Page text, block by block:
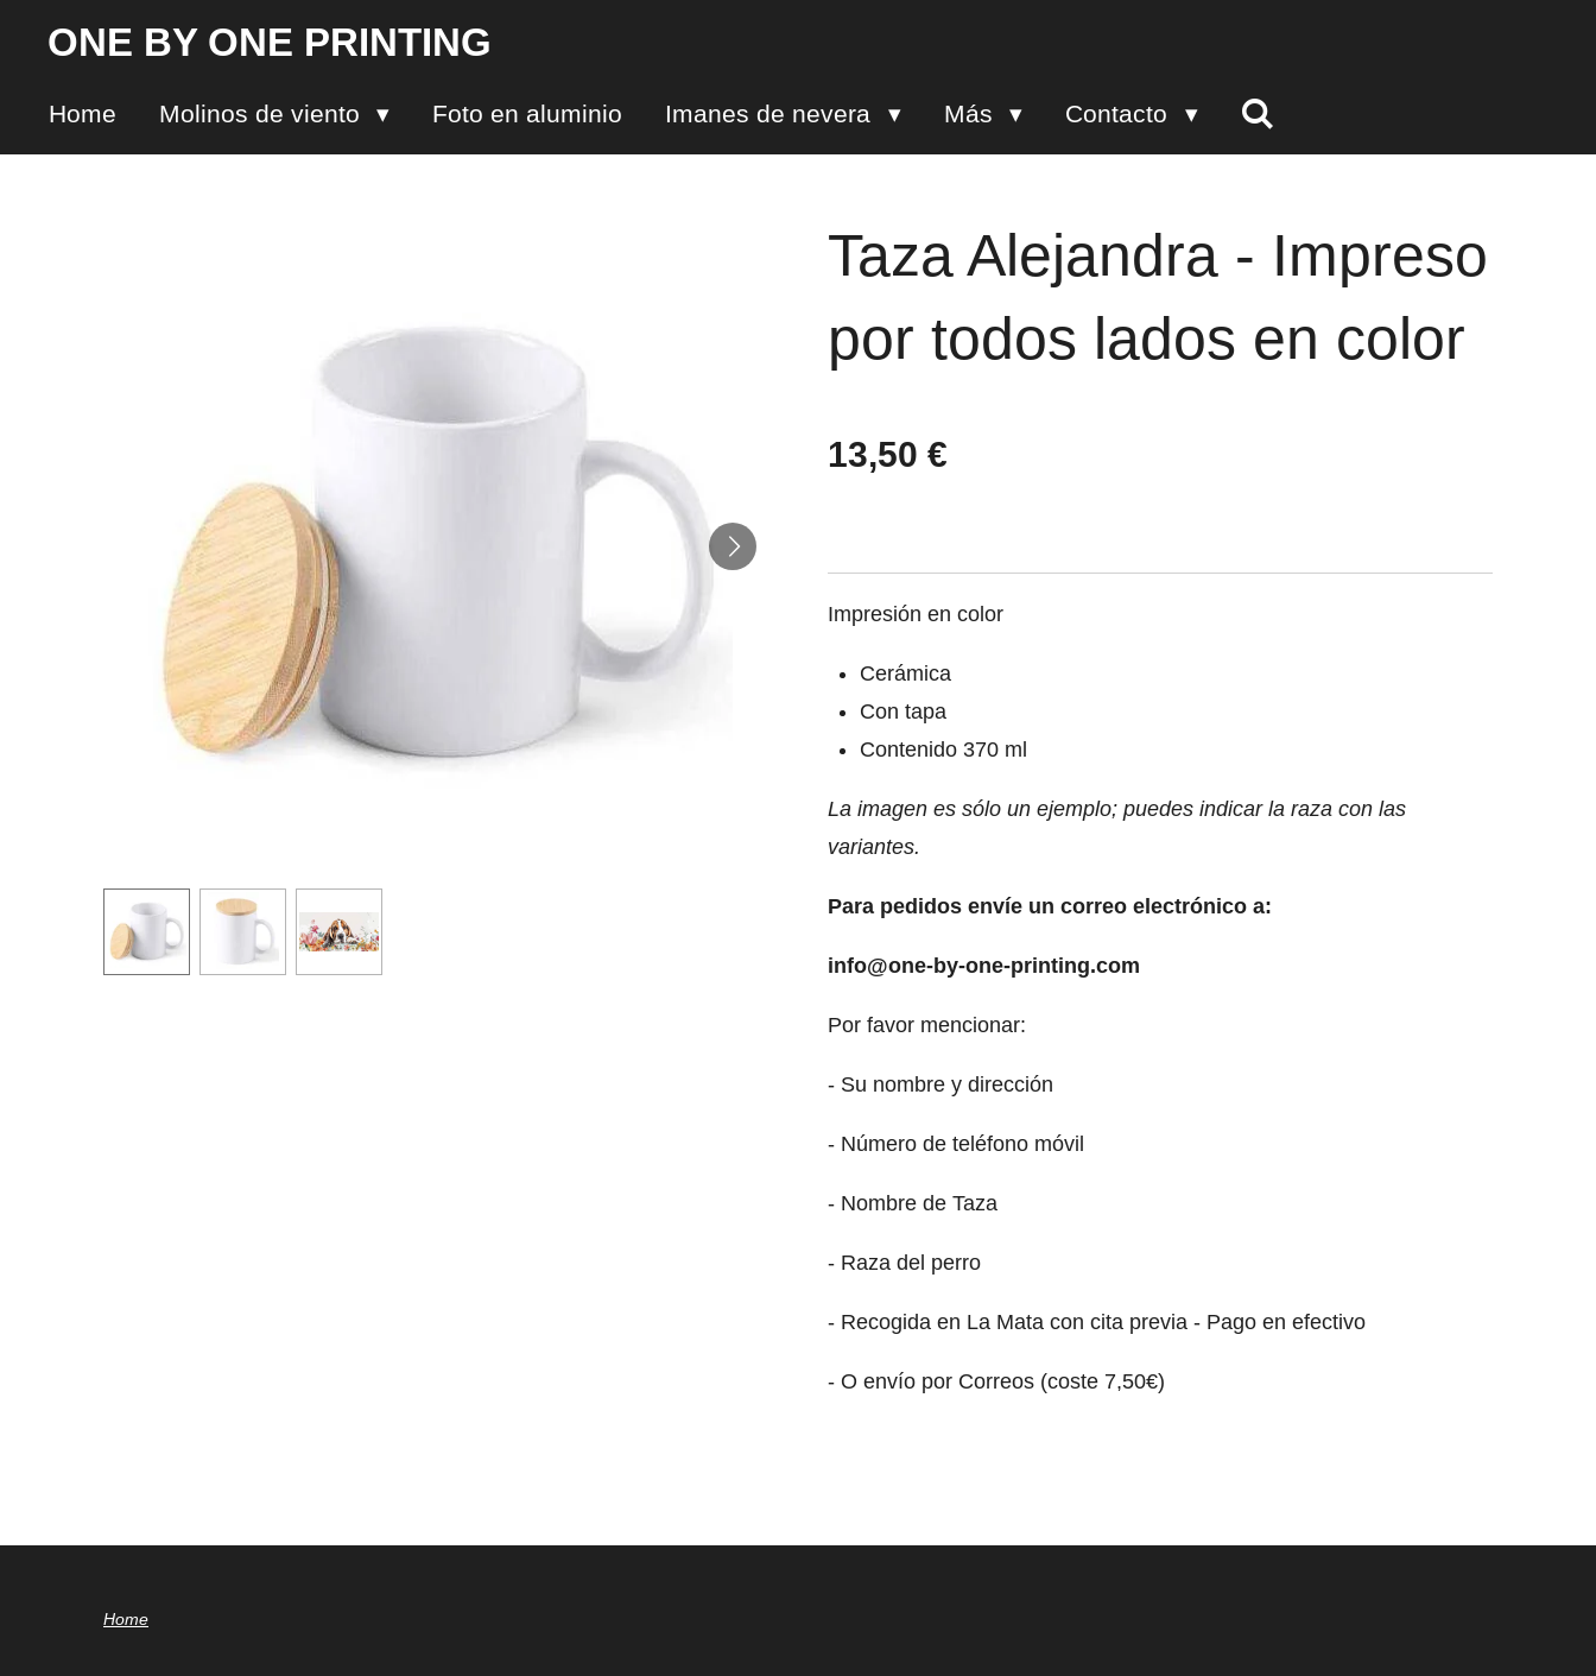
contenido
ONE BY ONE PRINTING
Home Molinos de viento Foto en aluminio Imanes de nevera Más Contacto
Taza Alejandra - Impreso
por todos lados en color
13,50 €
Impresión en color
Cerámica
Con tapa
Contenido 370 ml
La imagen es sólo un ejemplo; puedes indicar la raza con las
variantes.
Para pedidos envíe un correo electrónico a:
info@one-by-one-printing.com
Por favor mencionar:
- Su nombre y dirección
- Número de teléfono móvil
- Nombre de Taza
- Raza del perro
- Recogida en La Mata con cita previa - Pago en efectivo
- O envío por Correos (coste 7,50€)
Home